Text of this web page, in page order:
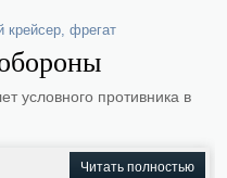
крейсер, фрегат
условного противника в
Читать полностью